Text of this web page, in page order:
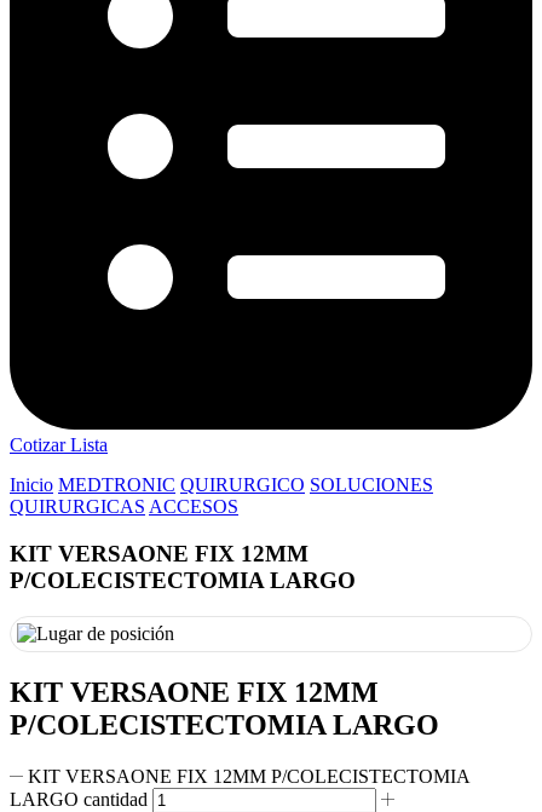
Cotizar Lista
Inicio MEDTRONIC QUIRURGICO SOLUCIONES
QUIRURGICAS ACCESOS
KIT VERSAONE FIX 12MM
P/COLECISTECTOMIA LARGO
KIT VERSAONE FIX 12MM
P/COLECISTECTOMIA LARGO
KIT VERSAONE FIX 12MM P/COLECISTECTOMIA
LARGO cantidad